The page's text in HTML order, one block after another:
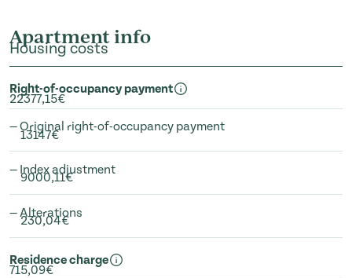
Apartment info
Housing costs
Right-of-occupancy payment
22377,15€
— Original right-of-occupancy payment
13147€
— Index adjustment
9000,11€
— Alterations
230,04€
Residence charge
715,09€